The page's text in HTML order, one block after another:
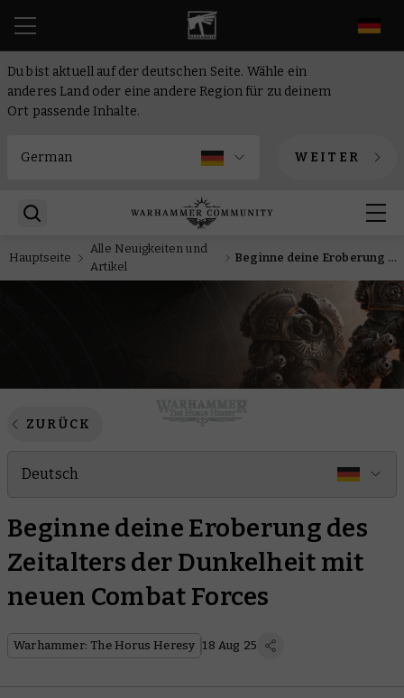
Du bist aktuell auf der deutschen Seite. Wähle ein
anderes Land oder eine andere Region für zu deinem
Ort passende Inhalte.
WEITER
Hauptseite
Alle Neuigkeiten und
Artikel
Beginne deine Eroberung des Zeitalters der Dunkelheit mit neuen Combat Forces
ZURÜCK
Deutsch
Beginne deine Eroberung des
Zeitalters der Dunkelheit mit
neuen Combat Forces
Warhammer: The Horus Heresy 18 Aug 25